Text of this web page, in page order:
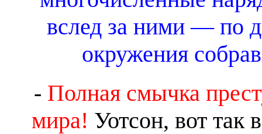
вслед за ними — по
окружения
- Полная смычка
мира! Уотсон, вот так